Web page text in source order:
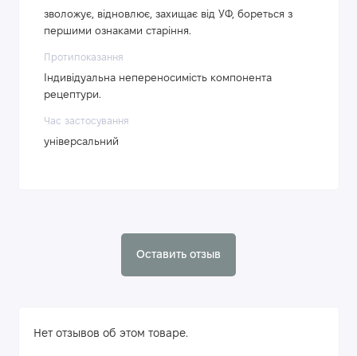
зволожує, відновлює, захищає від УФ, бореться з
першими ознаками старіння.
Протипоказання
Індивідуальна непереносимість компонента
рецептури.
Час застосування
універсальний
Оставить отзыв
Нет отзывов об этом товаре.